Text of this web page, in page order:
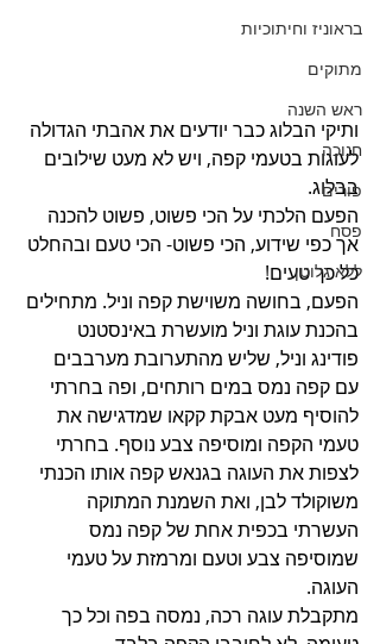
בראוניז וחיתוכיות
מתוקים
ראש השנה
חנוכה
פורים
פסח
ללא גלוטן
ותיקי הבלוג כבר יודעים את אהבתי הגדולה
לעוגות בטעמי קפה, ויש לא מעט שילובים
בבלוג.
הפעם הלכתי על הכי פשוט, פשוט להכנה
אך כפי שידוע, הכי פשוט- הכי טעם ובהחלט
כל כך טעים!
הפעם, בחושה משוישת קפה וניל. מתחילים
בהכנת עוגת וניל מועשרת באינסטנט
פודינג וניל, שליש מהתערובת מערבבים
עם קפה נמס במים רותחים, ופה בחרתי
להוסיף מעט אבקת קקאו שמדגישה את
טעמי הקפה ומוסיפה צבע נוסף. בחרתי
לצפות את העוגה בגנאש קפה אותו הכנתי
משוקולד לבן, ואת השמנת המתוקה
העשרתי בכפית אחת של קפה נמס
שמוסיפה צבע וטעם ומרמזת על טעמי
העוגה.
מתקבלת עוגה רכה, נמסה בפה וכל כך